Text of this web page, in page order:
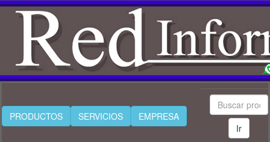
PRODUCTOS SERVICIOS
EMPRESA
Ir